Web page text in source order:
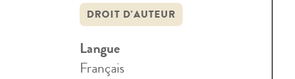
DROIT D'AUTEUR
Langue
Français